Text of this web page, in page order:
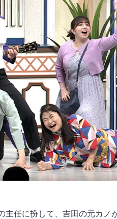
任に扮して、吉田の元カノ